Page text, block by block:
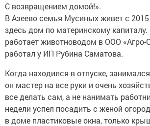
С возвращением домой!».
В Азеево семья Мусиных живет с 2015
здесь дом по материнскому капиталу.
работает животноводом в ООО «Агро-
работал у ИП Рубина Саматова.
Когда находился в отпуске,
он мастер на все руки и очень
все делать сам, а не нанимать
недели успел посадить с женой
в доме пластиковые окна, только